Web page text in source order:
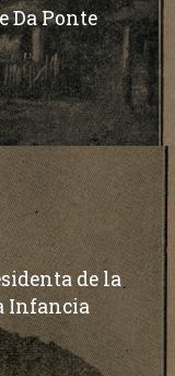
Da Ponte
de la
Infancia